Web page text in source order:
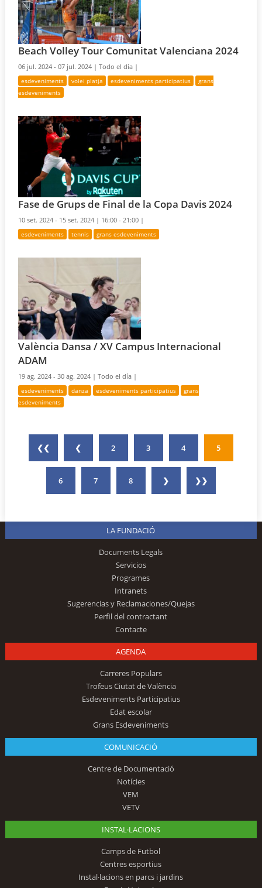
Beach Volley Tour Comunitat Valenciana 2024
06 jul. 2024 - 07 jul. 2024 |Todo el día |
esdeveniments volei platja esdeveniments participatius
grans
esdeveniments
Fase de Grups de Final de la Copa Davis 2024
10 set. 2024 - 15 set. 2024 | 16:00 - 21:00 |
esdeveniments tennis grans esdeveniments
València Dansa / XV Campus Internacional
ADAM
19 ag. 2024 - 30 ag. 2024 |Todo el día |
esdeveniments danza esdeveniments participatius
grans
esdeveniments
❮❮ ❮ 2 3 4 5
6 7 8 ❯ ❯❯
LA FUNDACIÓ
Documents Legals
Servicios
Programes
Intranets
Sugerencias y Reclamaciones/Quejas
Perfil del contractant
Contacte
AGENDA
Carreres Populars
Trofeus Ciutat de València
Esdeveniments Participatius
Edat escolar
Grans Esdeveniments
COMUNICACIÓ
Centre de Documentació
Notícies
VEM
VETV
INSTAL·LACIONS
Camps de Futbol
Centres esportius
Instal·lacions en parcs i jardins